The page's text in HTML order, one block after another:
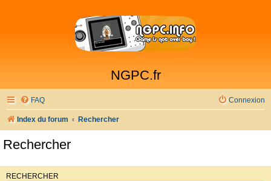
NGPC.fr
FAQ Connexion
Index du forum Rechercher
Rechercher
RECHERCHER